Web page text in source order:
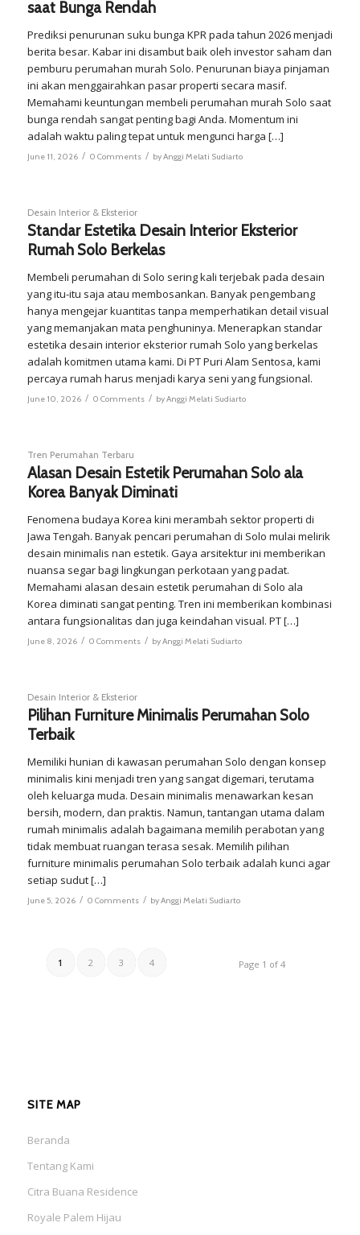
saat Bunga Rendah
Prediksi penurunan suku bunga KPR pada tahun 2026 menjadi
berita besar. Kabar ini disambut baik oleh investor saham dan
pemburu perumahan murah Solo. Penurunan biaya pinjaman
ini akan menggairahkan pasar properti secara masif.
Memahami keuntungan membeli perumahan murah Solo saat
bunga rendah sangat penting bagi Anda. Momentum ini
adalah waktu paling tepat untuk mengunci harga […]
June 11, 2026 / 0 Comments / byAnggi Melati Sudiarto
Desain Interior & Eksterior
Standar Estetika Desain Interior Eksterior
Rumah Solo Berkelas
Membeli perumahan di Solo sering kali terjebak pada desain
yang itu-itu saja atau membosankan. Banyak pengembang
hanya mengejar kuantitas tanpa memperhatikan detail visual
yang memanjakan mata penghuninya. Menerapkan standar
estetika desain interior eksterior rumah Solo yang berkelas
adalah komitmen utama kami. Di PT Puri Alam Sentosa, kami
percaya rumah harus menjadi karya seni yang fungsional.
June 10, 2026 / 0 Comments / byAnggi Melati Sudiarto
Tren Perumahan Terbaru
Alasan Desain Estetik Perumahan Solo ala
Korea Banyak Diminati
Fenomena budaya Korea kini merambah sektor properti di
Jawa Tengah. Banyak pencari perumahan di Solo mulai melirik
desain minimalis nan estetik. Gaya arsitektur ini memberikan
nuansa segar bagi lingkungan perkotaan yang padat.
Memahami alasan desain estetik perumahan di Solo ala
Korea diminati sangat penting. Tren ini memberikan kombinasi
antara fungsionalitas dan juga keindahan visual. PT […]
June 8, 2026 / 0 Comments / byAnggi Melati Sudiarto
Desain Interior & Eksterior
Pilihan Furniture Minimalis Perumahan Solo
Terbaik
Memiliki hunian di kawasan perumahan Solo dengan konsep
minimalis kini menjadi tren yang sangat digemari, terutama
oleh keluarga muda. Desain minimalis menawarkan kesan
bersih, modern, dan praktis. Namun, tantangan utama dalam
rumah minimalis adalah bagaimana memilih perabotan yang
tidak membuat ruangan terasa sesak. Memilih pilihan
furniture minimalis perumahan Solo terbaik adalah kunci agar
setiap sudut […]
June 5, 2026 / 0 Comments / byAnggi Melati Sudiarto
Page 1 of 4
1 2 3 4
SITE MAP
Beranda
Tentang Kami
Citra Buana Residence
Royale Palem Hijau